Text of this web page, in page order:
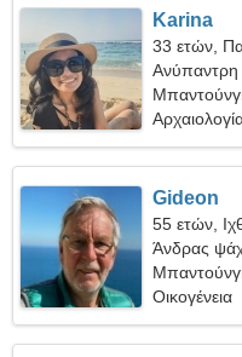
Karina
33 ετών,
Ανύπαντρη
Gideon
55 ετών,
Άνδρας
Οικογένεια